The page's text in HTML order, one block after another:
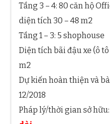
Tầng 3 – 4: 80 căn hộ
diện tích 30 – 48 m2
Tầng 1 – 3: 5 shophouse
Diện tích bãi đậu xe (ô tô
m2
Dự kiến hoàn thiện và
12/2018
Pháp lý/thời gian sở hữu: